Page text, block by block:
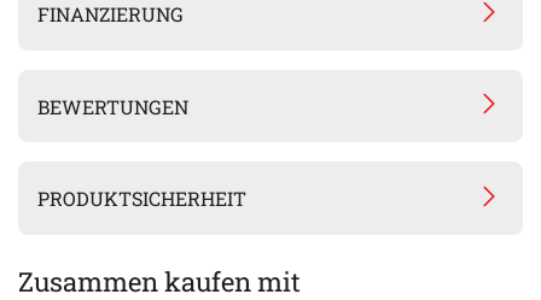
FINANZIERUNG
BEWERTUNGEN
PRODUKTSICHERHEIT
Zusammen kaufen mit